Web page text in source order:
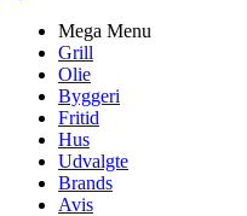
Mega Menu
Grill
Olie
Byggeri
Fritid
Hus
Udvalgte
Brands
Avis